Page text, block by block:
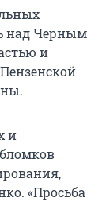
над Черным
и
и
«Просьба